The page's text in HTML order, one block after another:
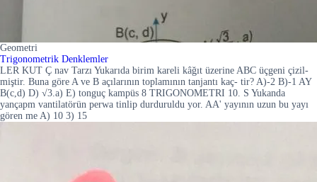
Geometri
Trigonometrik Denklemler
LER KUT Ç nav Tarzı Yukarıda birim kareli kâğıt üzerine ABC üçgeni çizil-
miştir. Buna göre A ve B açılarının toplamının tanjantı kaç- tir? A)-2 B)-1 AY
B(c,d) D) √3.a) E) tonguç kampüs 8 TRIGONOMETRI 10. S Yukanda
yançapm vantilatörün perwa tinlip durduruldu yor. AA' yayının uzun bu yayı
gören me A) 10 3) 15